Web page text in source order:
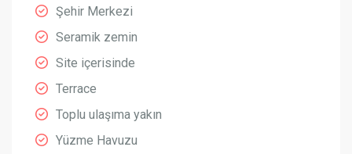
Şehir Merkezi
Seramik zemin
Site içerisinde
Terrace
Toplu ulaşıma yakın
Yüzme Havuzu